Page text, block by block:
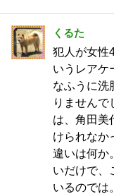
くるた
犯人が女性
いうレアケ
なふうに洗
りませんで
は、角田美
けられなか
違いは何か
いだけで、
いるのでは